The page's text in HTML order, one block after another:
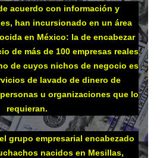
acuerdo con información y
han incursionado en un área
en México: la de encabezar
de más de 100 empresas reales
de cuyos nichos de negocio es
de lavado de dinero de
u organizaciones que lo
requieran.
grupo empresarial encabezado
nacidos en Mesillas,